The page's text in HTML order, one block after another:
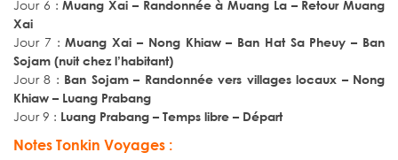
Jour 6 :Muang Xai – Randonnée à Muang La – Retour Muang
Xai
Jour 7 :Muang Xai – Nong Khiaw – Ban Hat Sa Pheuy – Ban
Sojam (nuit chez l’habitant)
Jour 8 : Ban Sojam – Randonnée vers villages locaux – Nong
Khiaw – Luang Prabang
Jour 9 : Luang Prabang – Temps libre – Départ
Notes Tonkin Voyages :